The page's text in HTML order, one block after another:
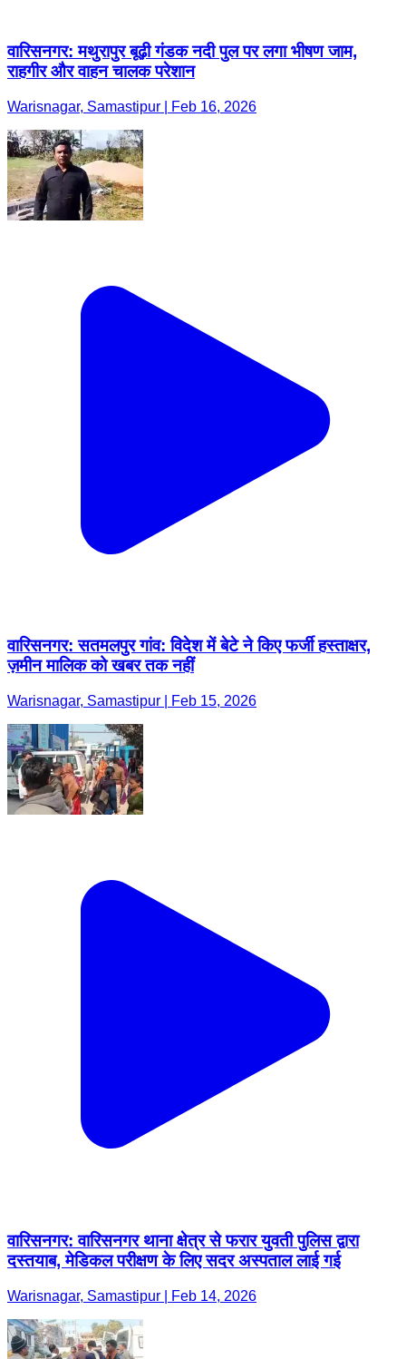
वारिसनगर: मथुरापुर बूढ़ी गंडक नदी पुल पर लगा भीषण जाम,
राहगीर और वाहन चालक परेशान
Warisnagar, Samastipur | Feb 16, 2026
वारिसनगर: सतमलपुर गांव: विदेश में बेटे ने किए फर्जी हस्ताक्षर,
ज़मीन मालिक को खबर तक नहीं
Warisnagar, Samastipur | Feb 15, 2026
वारिसनगर: वारिसनगर थाना क्षेत्र से फरार युवती पुलिस द्वारा
दस्तयाब, मेडिकल परीक्षण के लिए सदर अस्पताल लाई गई
Warisnagar, Samastipur | Feb 14, 2026